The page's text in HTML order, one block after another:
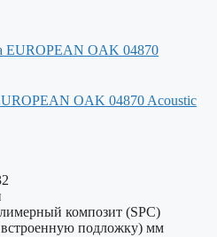
OAK 04870 Acoustic
композит (SPC)
подложку) мм